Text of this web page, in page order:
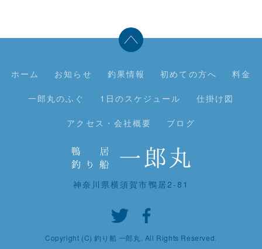
ホーム お知らせ 釣果情報 初めての方へ 料金
一郎丸のふぐ 1日のスケジュール 仕掛け図
アクセス・会社概要 ブログ
神奈川県横須賀市鴨居2-81
Copyright (C) 釣り船 一郎丸. All Rights Reserved.